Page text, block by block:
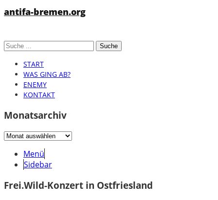
antifa-bremen.org
START
WAS GING AB?
ENEMY
KONTAKT
Monatsarchiv
Monatsarchiv
Menü
Sidebar
Frei.Wild-Konzert in Ostfriesland